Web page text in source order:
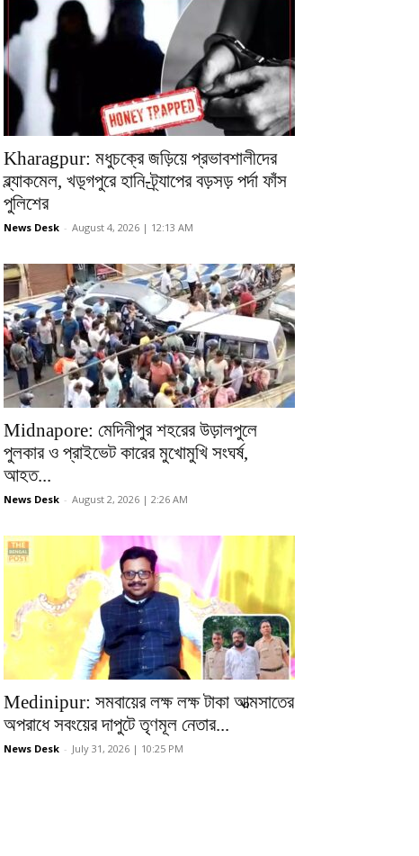
Kharagpur: মধুচক্রে জড়িয়ে প্রভাবশালীদের
ব্ল্যাকমেল, খড়্গপুরে হানি-ট্র্যাপের বড়সড় পর্দা ফাঁস
পুলিশের
News Desk - August 4, 2026 | 12:13 AM
Midnapore: মেদিনীপুর শহরের উড়ালপুলে
পুলকার ও প্রাইভেট কারের মুখোমুখি সংঘর্ষ,
আহত...
News Desk - August 2, 2026 | 2:26 AM
Medinipur: সমবায়ের লক্ষ লক্ষ টাকা আত্মসাতের
অপরাধে সবংয়ের দাপুটে তৃণমূল নেতার...
News Desk - July 31, 2026 | 10:25 PM